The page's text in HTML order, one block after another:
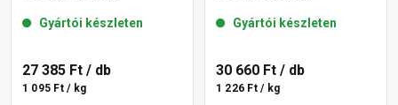
11-F 25 kg
Gyártói készleten
27 385 Ft / db
1 095 Ft / kg
02-E 25 kg
Gyártói készleten
30 660 Ft / db
1 226 Ft / kg